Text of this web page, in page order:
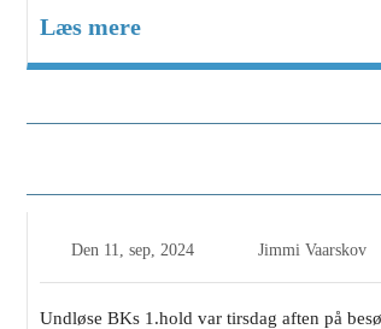
Læs mere
Den 11, sep, 2024 Jimmi Vaarskov
Undløse BKs 1.hold var tirsdag aften på